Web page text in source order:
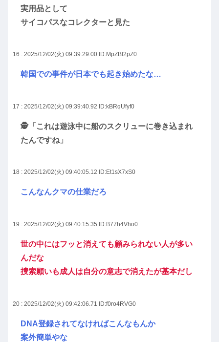
実用品として
サイコパスなコレクターと見た
16 : 2025/12/02(火) 09:39:29.00 ID:MpZBl2pZ0
韓国での事件が日本でも起き始めたな…
17 : 2025/12/02(火) 09:39:40.92 ID:kBRqUfyf0
🕵「これは遊泳中に船のスクリューに巻き込まれ
たんですね」
18 : 2025/12/02(火) 09:40:05.12 ID:Et1sX7xS0
こんなんクマの仕業だろ
19 : 2025/12/02(火) 09:40:15.35 ID:B77h4Vho0
世の中にはフッと消えても顧みられない人が多い
んだな
捜索願いも成人は自分の意志で消えたが基本だし
20 : 2025/12/02(火) 09:42:06.71 ID:f0ro4RVG0
DNA登録されてなければこんなもんか
案外簡単やな